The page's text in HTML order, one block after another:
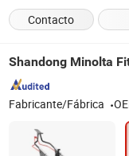
Contacto
Shandong Minolta
Fabricante/Fábrica